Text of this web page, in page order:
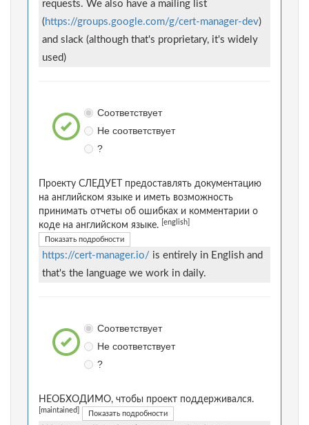
requests. We also have a mailing list
( https://groups.google.com/g/cert-manager-dev)
and slack (although that's proprietary, it's widely
used)
Соответствует
Не соответствует
?
Проекту СЛЕДУЕТ предоставлять документацию
на английском языке и иметь возможность
принимать отчеты об ошибках и комментарии о
коде на английском языке.
[english]
Показать подробности
https://cert-manager.io/ is entirely in English and
that's the language we work in daily.
Соответствует
Не соответствует
?
НЕОБХОДИМО, чтобы проект поддерживался.
[maintained] Показать подробности